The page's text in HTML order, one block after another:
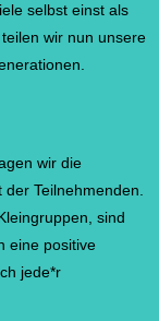
selbst einst als
wir nun unsere
wir die
Teilnehmenden.
sind
eine positive
jede*r